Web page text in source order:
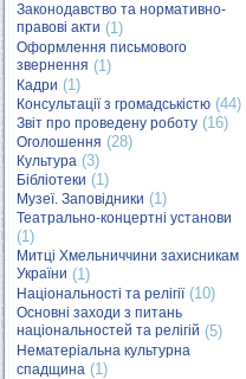
Законодавство та нормативно-
правові акти (1)
Оформлення письмового
звернення (1)
Кадри (1)
Консультації з громадськістю (44)
Звіт про проведену роботу (16)
Оголошення (28)
Культура (3)
Бібліотеки (1)
Музеї. Заповідники (1)
Театрально-концертні установи
(1)
Митці Хмельниччини захисникам
України (1)
Національності та релігії(10)
Основні заходи з питань
національностей та релігій (5)
Нематеріальна культурна
спадщина (1)